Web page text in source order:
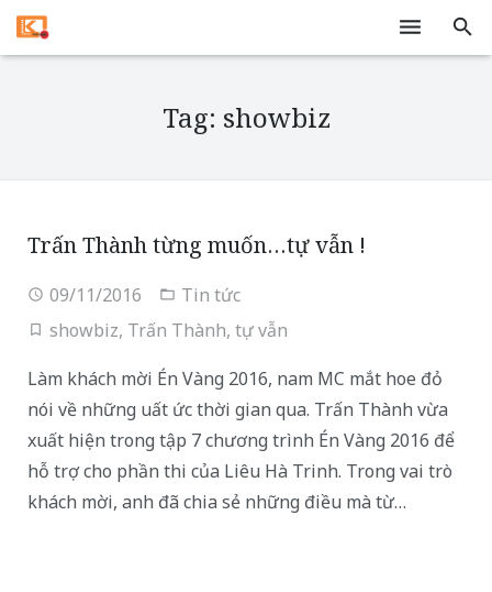
Tin tức
Liên hệ
Tag: showbiz
Trấn Thành từng muốn…tự vẫn !
09/11/2016
Tin tức
showbiz, Trấn Thành, tự vẫn
Làm khách mời Én Vàng 2016, nam MC mắt hoe đỏ
nói về những uất ức thời gian qua. Trấn Thành vừa
xuất hiện trong tập 7 chương trình Én Vàng 2016 để
hỗ trợ cho phần thi của Liêu Hà Trinh. Trong vai trò
khách mời, anh đã chia sẻ những điều mà từ…